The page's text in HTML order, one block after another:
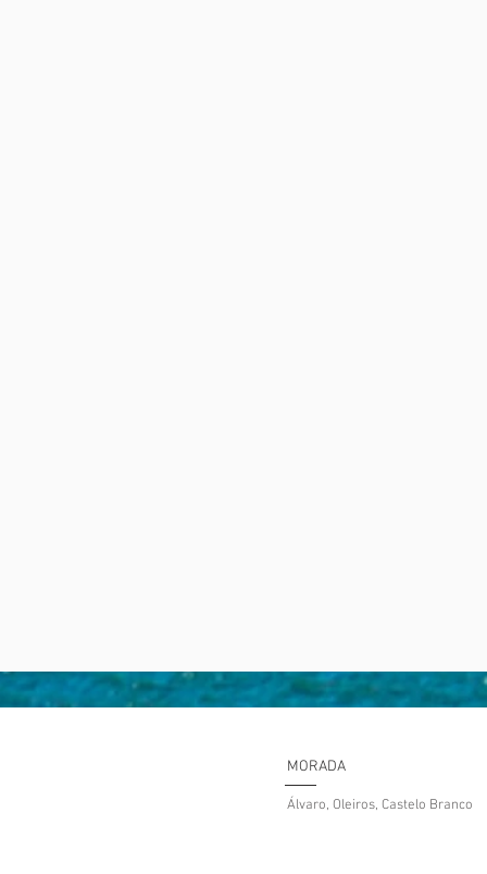
MORADA
​Álvaro, Oleiros, Castelo Branco